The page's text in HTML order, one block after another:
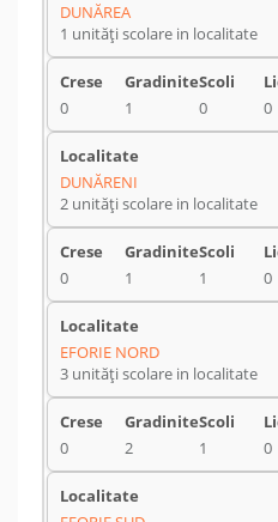
DUNĂREA
1 unități scolare in localitate
0 1 0 0
DUNĂRENI
2 unități scolare in localitate
0 1 1 0
EFORIE NORD
3 unități scolare in localitate
0 2 1 0